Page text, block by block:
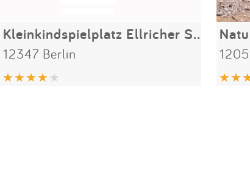
Kleinkindspielplatz Ellricher Straße
12347 Berlin